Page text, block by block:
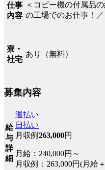
仕事
内容
＜コピー機の付属品
の工場でのお仕事！
寮・
社宅
あり（無料）
募集内容
給
与
詳
細
週払い
日払い
月収例 263,000円
月給：240,000円～
月収例：263,000円(月給